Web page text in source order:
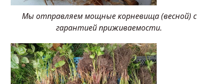
Мы отправляем мощные корневища (весной) с
гарантией приживаемости.